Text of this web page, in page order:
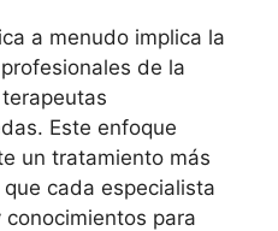
a menudo implica la
de la
Este enfoque
un tratamiento más
cada especialista
para